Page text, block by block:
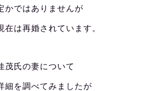
かではありませんが
在は再婚されています。
茂氏の妻について
細を調べてみましたが